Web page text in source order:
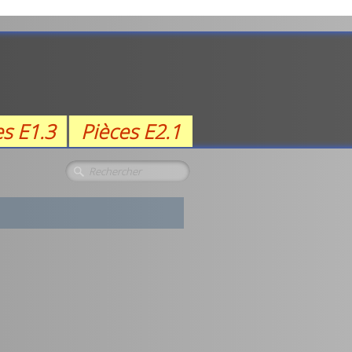
E1.3 Pièces E2.1